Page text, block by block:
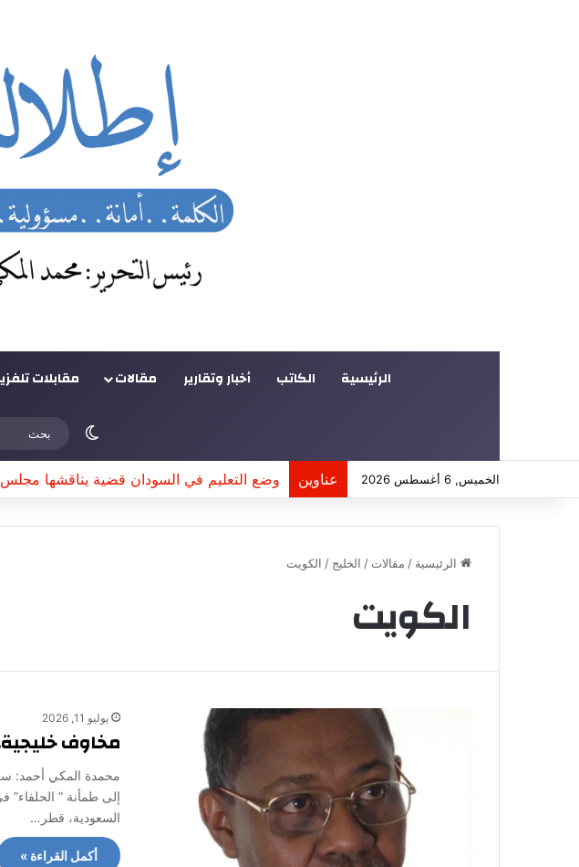
الرئيسية الكاتب أخبار وتقارير مقالات مقابلات
الوضع المظلم
الخميس, 6 أغسطس 2026 عناوين وضع التعليم في السودان قضية يناقشها مجلس
الرئيسية / مقالات / الخليج / الكويت
الكويت
يوليو 11, 2026
مخاوف
محمدة المكي أحمد:
إلى طمأنة ”
السعودية، قطر…
أكمل القراءة »